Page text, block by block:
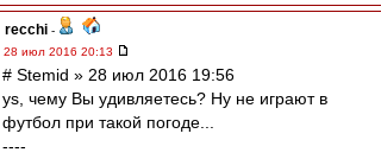
recchi -
28 июл 2016 20:13
# Stemid » 28 июл 2016 19:56
ys, чему Вы удивляетесь? Ну не играют в
футбол при такой погоде...
----